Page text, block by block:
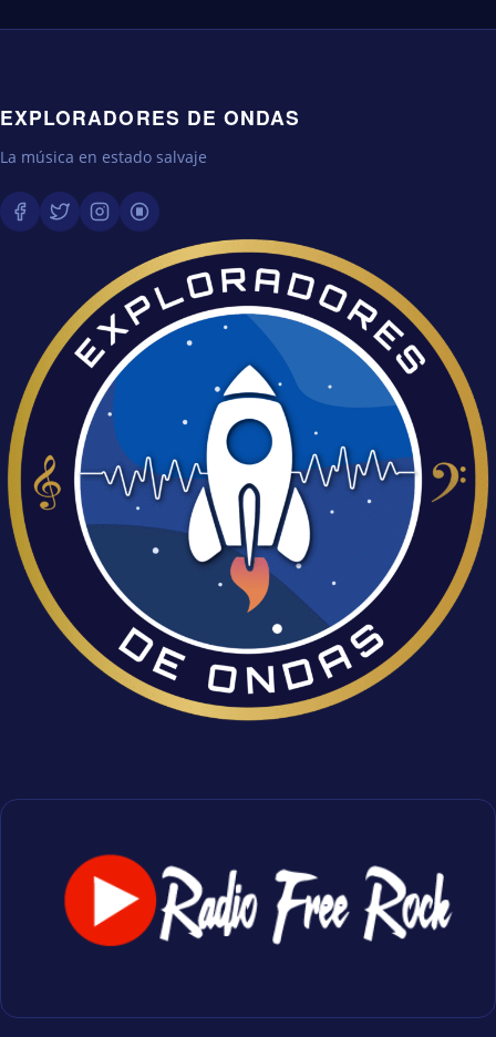
EXPLORADORES DE ONDAS
La música en estado salvaje